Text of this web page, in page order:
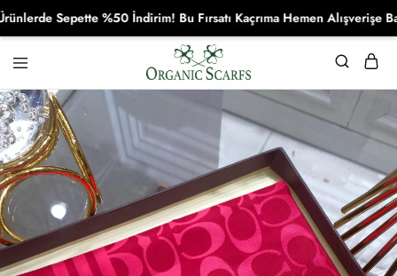
Organikscarf
Sepette %50 İndirim! Bu Fırsatı Kaçrıma Hemen Alışverişe Başla!